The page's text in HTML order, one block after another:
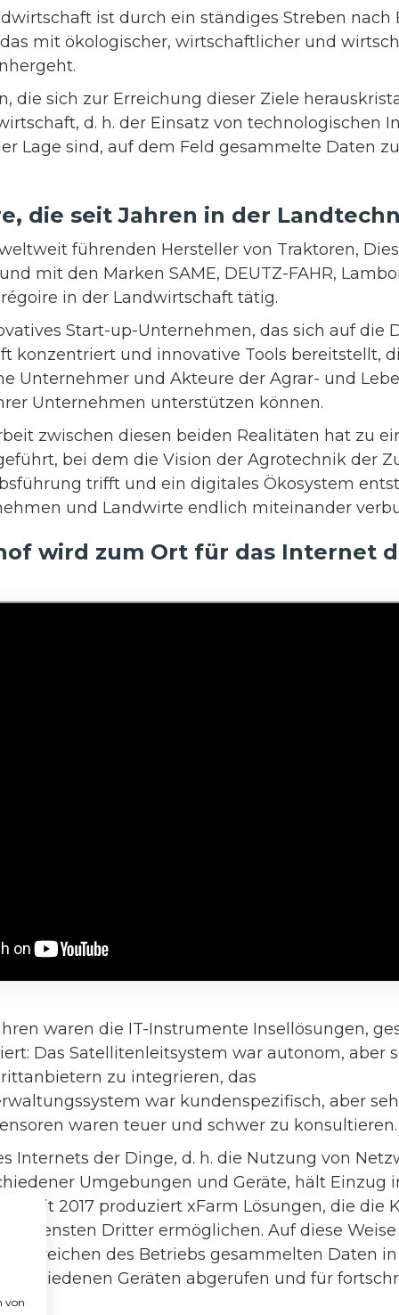
ist durch ein ständiges Streben nach
mit ökologischer, wirtschaftlicher und
die sich zur Erreichung dieser Ziele
d. h. der Einsatz von technologischen
Lage sind, auf dem Feld gesammelte Daten
die seit Jahren in der
führenden Hersteller von Traktoren,
mit den Marken SAME, DEUTZ-FAHR,
in der Landwirtschaft tätig.
Start-up-Unternehmen, das sich auf die
konzentriert und innovative Tools bereitstellt,
Unternehmer und Akteure der Agrar- und
Unternehmen unterstützen können.
zwischen diesen beiden Realitäten hat zu
bei dem die Vision der Agrotechnik der
trifft und ein digitales Ökosystem
und Landwirte endlich miteinander
wird zum Ort für das Internet
waren die IT-Instrumente Insellösungen,
Das Satellitenleitsystem war autonom, aber
zu integrieren, das
war kundenspezifisch, aber
waren teuer und schwer zu konsultieren.
Internets der Dinge, d. h. die Nutzung von
Umgebungen und Geräte, hält Einzug
seit 2017 produziert xFarm Lösungen, die die
Diensten Dritter ermöglichen. Auf diese
Bereichen des Betriebs gesammelten Daten
Geräten abgerufen und für
von